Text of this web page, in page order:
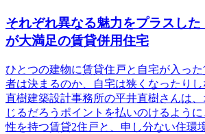
それぞれ異なる魅力をプラスし
が大満足の賃貸併用住宅
ひとつの建物に賃貸住戸と自宅が入っ
者は決まるのか、自宅は狭くなったり
直樹建築設計事務所の平井直樹さんは
じるだろうポイントを払いのけるよう
性を持つ賃貸2住戸と、申し分ない住環